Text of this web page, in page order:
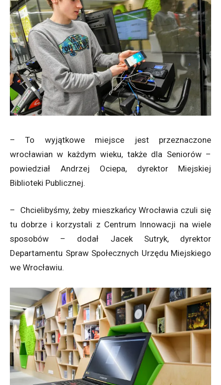
– To wyjątkowe miejsce jest przeznaczone
wrocławian w każdym wieku, także dla Seniorów –
powiedział Andrzej Ociepa, dyrektor Miejskiej
Biblioteki Publicznej.
– Chcielibyśmy, żeby mieszkańcy Wrocławia czuli się
tu dobrze i korzystali z Centrum Innowacji na wiele
sposobów – dodał Jacek Sutryk, dyrektor
Departamentu Spraw Społecznych Urzędu Miejskiego
we Wrocławiu.